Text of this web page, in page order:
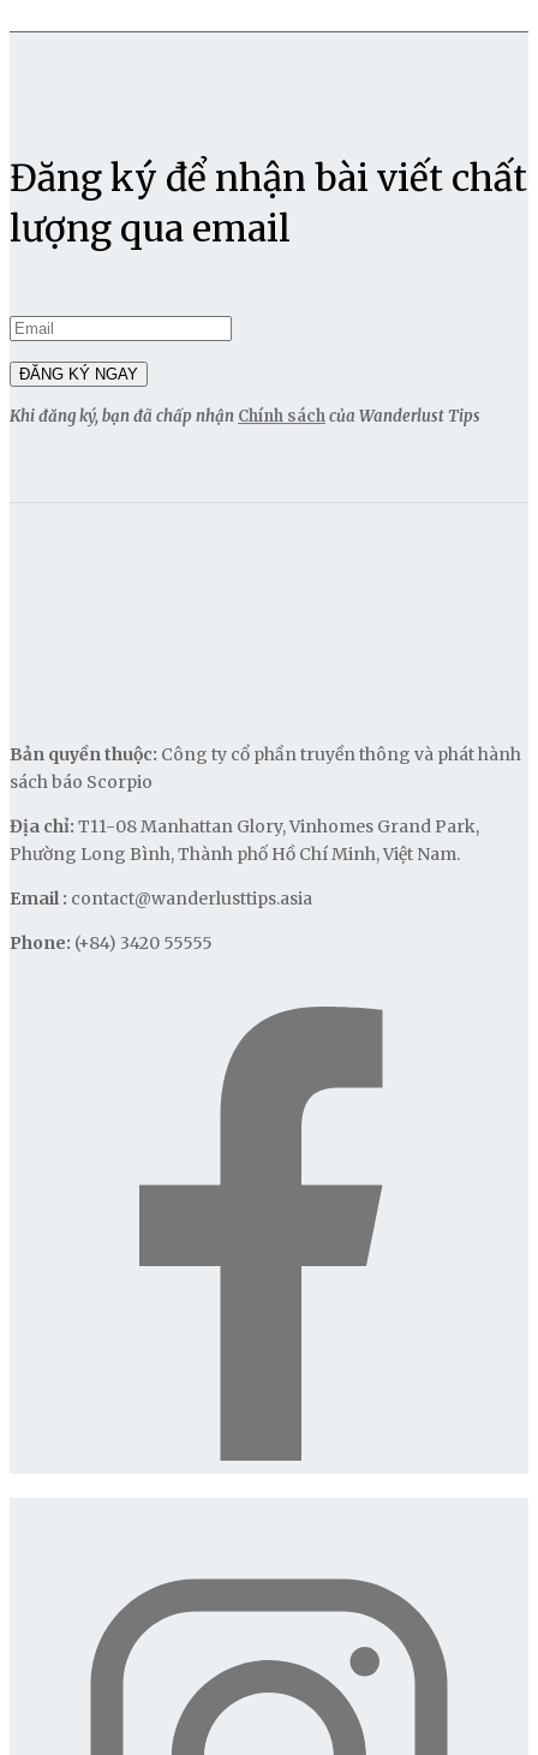
Đăng ký để nhận bài viết chất
lượng qua email
Khi đăng ký, bạn đã chấp nhận Chính sáchcủa Wanderlust Tips
Bản quyền thuộc: Công ty cổ phần truyền thông và phát hành
sách báo Scorpio
Địa chỉ: T11-08 Manhattan Glory, Vinhomes Grand Park,
Phường Long Bình, Thành phố Hồ Chí Minh, Việt Nam.
Email : contact@wanderlusttips.asia
Phone: (+84) 3420 55555